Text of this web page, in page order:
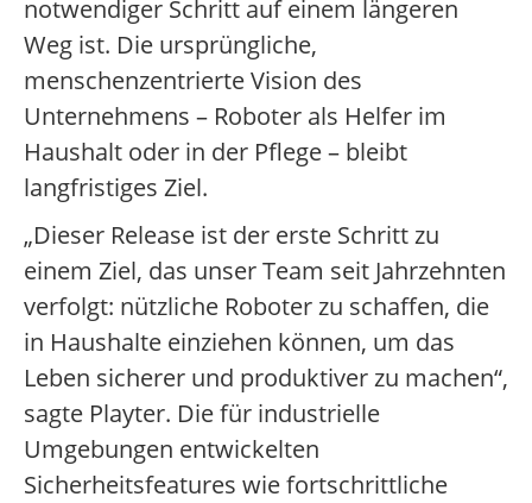
notwendiger Schritt auf einem längeren
Weg ist. Die ursprüngliche,
menschenzentrierte Vision des
Unternehmens – Roboter als Helfer im
Haushalt oder in der Pflege – bleibt
langfristiges Ziel.
„Dieser Release ist der erste Schritt zu
einem Ziel, das unser Team seit Jahrzehnten
verfolgt: nützliche Roboter zu schaffen, die
in Haushalte einziehen können, um das
Leben sicherer und produktiver zu machen“,
sagte Playter. Die für industrielle
Umgebungen entwickelten
Sicherheitsfeatures wie fortschrittliche